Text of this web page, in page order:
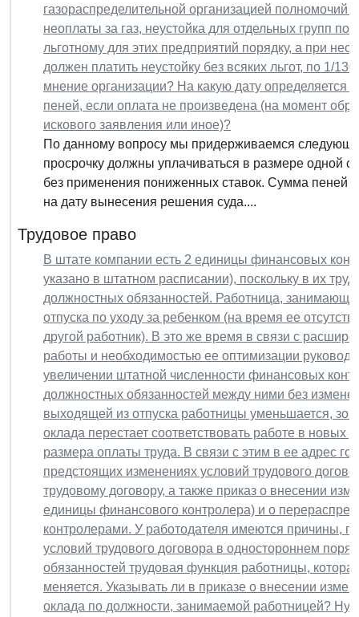
газораспределительной организацией полномочий
неоплаты за газ, неустойка для отдельных групп
льготному для этих предприятий порядку, а при
должен платить неустойку без всяких льгот, по 1/
мнение организации? На какую дату
пеней, если оплата не произведена (на момент
искового заявления или иное)?
По данному вопросу мы придерживаемся
просрочку должны уплачиваться в размере одной
без применения пониженных ставок. Сумма пеней
на дату вынесения решения суда....
Трудовое право
В штате компании есть 2 единицы финансовых
указано в штатном расписании), поскольку в их
должностных обязанностей. Работница,
отпуска по уходу за ребенком (на время ее
другой работник). В это же время в связи с
работы и необходимостью ее оптимизации
увеличении штатной численности финансовых
должностных обязанностей между ними без
выходящей из отпуска работницы уменьшается,
оклада перестает соответствовать работе в новых
размера оплаты труда. В связи с этим в ее адрес
предстоящих изменениях условий трудового
трудовому договору, а также приказ о внесении
единицы финансового контролера) и о
контролерами. У работодателя имеются причины,
условий трудового договора в одностороннем
обязанностей трудовая функция работницы,
меняется. Указывать ли в приказе о внесении
оклада по должности, занимаемой работницей?